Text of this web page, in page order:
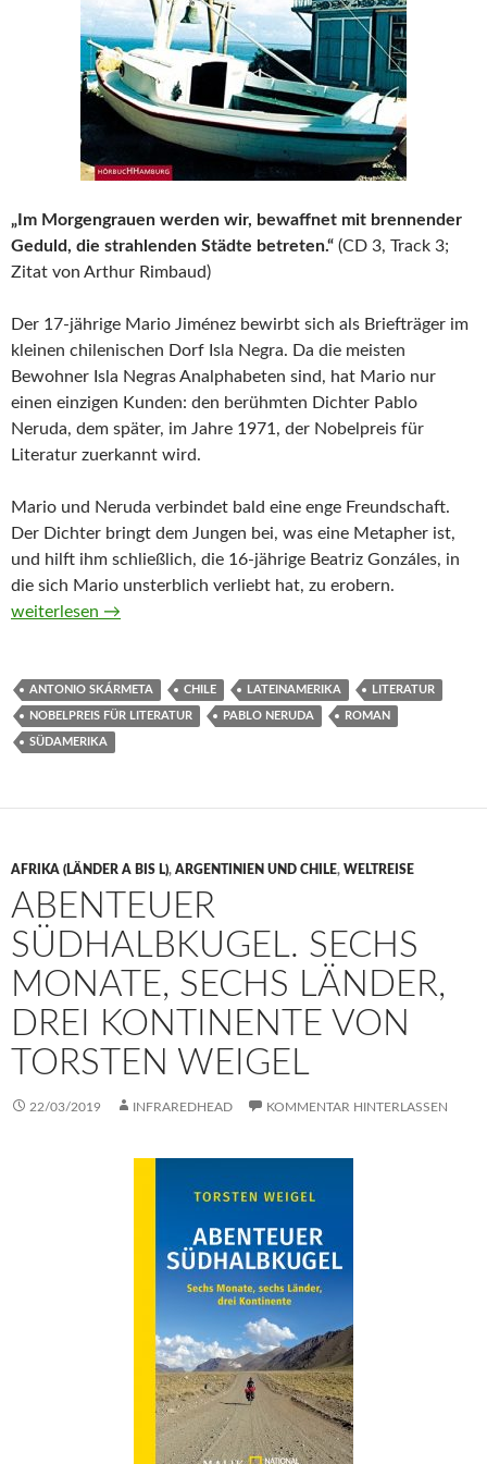
„Im Morgengrauen werden wir, bewaffnet mit brennender
Geduld, die strahlenden Städte betreten.“ (CD 3, Track 3;
Zitat von Arthur Rimbaud)
Der 17-jährige Mario Jiménez bewirbt sich als Briefträger im
kleinen chilenischen Dorf Isla Negra. Da die meisten
Bewohner Isla Negras Analphabeten sind, hat Mario nur
einen einzigen Kunden: den berühmten Dichter Pablo
Neruda, dem später, im Jahre 1971, der Nobelpreis für
Literatur zuerkannt wird.
Mario und Neruda verbindet bald eine enge Freundschaft.
Der Dichter bringt dem Jungen bei, was eine Metapher ist,
und hilft ihm schließlich, die 16-jährige Beatriz Gonzáles, in
die sich Mario unsterblich verliebt hat, zu erobern.
Mit brennender Geduld von Antonio Skármeta (Hörbuch)
weiterlesen →
ANTONIO SKÁRMETA CHILE LATEINAMERIKA LITERATUR
NOBELPREIS FÜR LITERATUR PABLO NERUDA ROMAN
SÜDAMERIKA
AFRIKA (LÄNDER A BIS L), ARGENTINIEN UND CHILE, WELTREISE
ABENTEUER
SÜDHALBKUGEL. SECHS
MONATE, SECHS LÄNDER,
DREI KONTINENTE VON
TORSTEN WEIGEL
22/03/2019 INFRAREDHEAD KOMMENTAR HINTERLASSEN